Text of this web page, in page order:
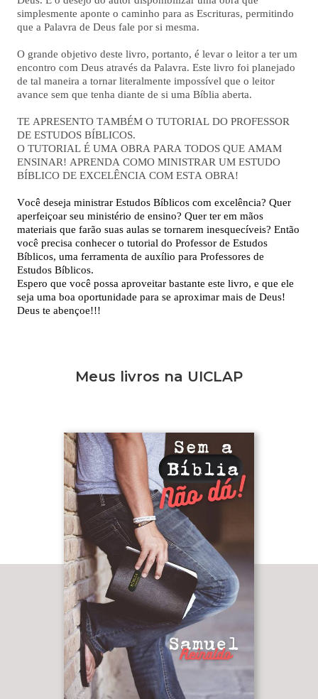
simplesmente aponte o caminho para as Escrituras, permitindo
que a Palavra de Deus fale por si mesma.
O grande objetivo deste livro, portanto, é levar o leitor a ter um
encontro com Deus através da Palavra. Este livro foi planejado
de tal maneira a tornar literalmente impossível que o leitor
avance sem que tenha diante de si uma Bíblia aberta.
TE APRESENTO TAMBÉM O TUTORIAL DO PROFESSOR
DE ESTUDOS BÍBLICOS.
O TUTORIAL É UMA OBRA PARA TODOS QUE AMAM
ENSINAR! APRENDA COMO MINISTRAR UM ESTUDO
BÍBLICO DE EXCELÊNCIA COM ESTA OBRA!
Você deseja ministrar Estudos Bíblicos com excelência? Quer
aperfeiçoar seu ministério de ensino? Quer ter em mãos
materiais que farão suas aulas se tornarem inesquecíveis? Então
você precisa conhecer o tutorial do Professor de Estudos
Bíblicos, uma ferramenta de auxílio para Professores de
Estudos Bíblicos.
Espero que você possa aproveitar bastante este livro, e que ele
seja uma boa oportunidade para se aproximar mais de Deus!
Deus te abençoe!!!
Meus livros na UICLAP